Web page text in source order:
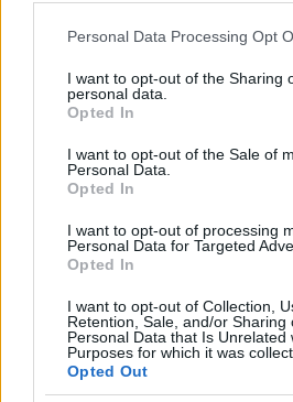
Please note that this website/app
not limited to your visit or usage
grant or deny consent to Google
use your data for below specified
consent section.
Personal Data Processing Opt
I want to opt-out of the Sharing
personal data.
Opted In
I want to opt-out of the Sale of
Personal Data.
Opted In
I want to opt-out of processing
Personal Data for Targeted
Opted In
I want to opt-out of Collection,
Retention, Sale, and/or Sharing
Personal Data that Is Unrelated
Purposes for which it was
Opted Out
Fotó: / Northfoto